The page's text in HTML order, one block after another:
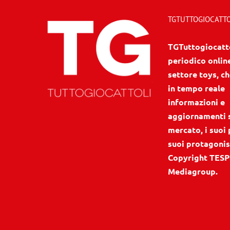
periodico
settore toys,
in tempo reale
informazioni e
aggiornamenti
mercato, i
suoi
Copyright
Mediagroup.